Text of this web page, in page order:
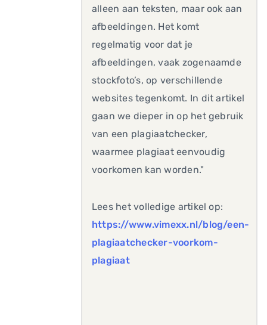
alleen aan teksten, maar ook aan
afbeeldingen. Het komt
regelmatig voor dat je
afbeeldingen, vaak zogenaamde
stockfoto’s, op verschillende
websites tegenkomt. In dit artikel
gaan we dieper in op het gebruik
van een plagiaatchecker,
waarmee plagiaat eenvoudig
voorkomen kan worden."
Lees het volledige artikel op:
https://www.vimexx.nl/blog/een-
plagiaatchecker-voorkom-
plagiaat